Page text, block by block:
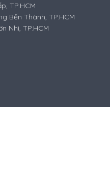
TP.HCM
Bến Thành, TP.HCM
Nhì, TP.HCM